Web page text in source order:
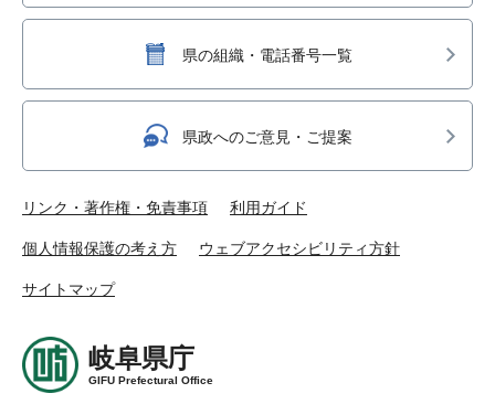
県の組織・電話番号一覧
県政へのご意見・ご提案
リンク・著作権・免責事項 利用ガイド
個人情報保護の考え方 ウェブアクセシビリティ方針
サイトマップ
岐阜県庁
GIFU Prefectural Office